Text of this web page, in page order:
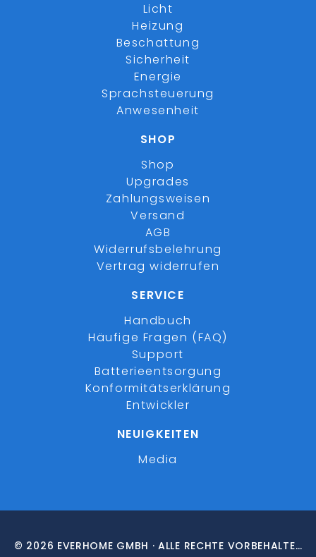
Licht
Heizung
Beschattung
Sicherheit
Energie
Sprachsteuerung
Anwesenheit
SHOP
Shop
Upgrades
Zahlungsweisen
Versand
AGB
Widerrufsbelehrung
Vertrag widerrufen
SERVICE
Handbuch
Häufige Fragen (FAQ)
Support
Batterieentsorgung
Konformitätserklärung
Entwickler
NEUIGKEITEN
Media
© 2026 EVERHOME GMBH · ALLE RECHTE VORBEHALTEN